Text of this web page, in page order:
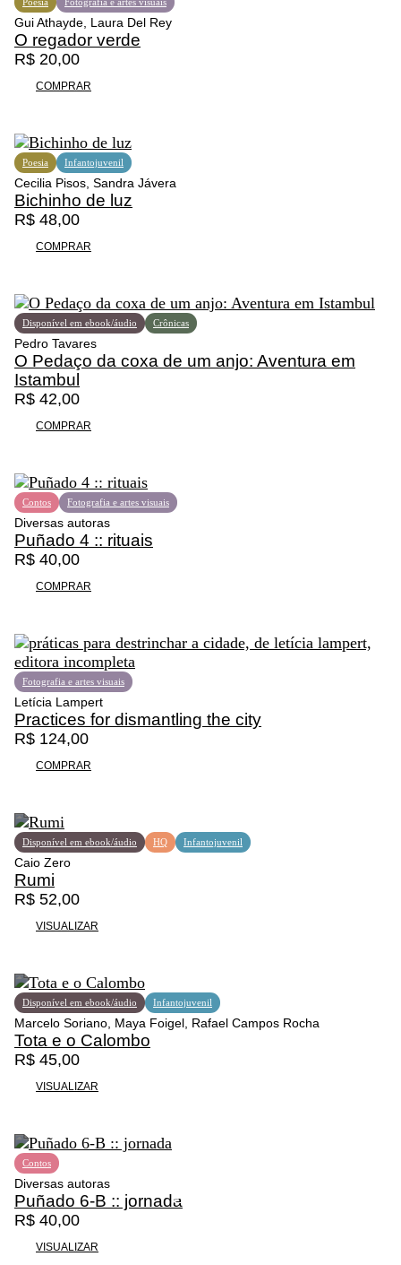
Fotografia e artes visuais
Poesia
Gui Athayde, Laura Del Rey
O regador verde
R$ 20,00
COMPRAR
Infantojuvenil
Poesia
Cecilia Pisos, Sandra Jávera
Bichinho de luz
R$ 48,00
COMPRAR
Crônicas
Disponível em ebook/áudio
Pedro Tavares
O Pedaço da coxa de um anjo: Aventura em
Istambul
R$ 42,00
COMPRAR
Contos Fotografia e artes visuais
Diversas autoras
Puñado 4 :: rituais
R$ 40,00
COMPRAR
Fotografia e artes visuais
Letícia Lampert
Practices for dismantling the city
R$ 124,00
COMPRAR
Disponível em ebook/áudio HQ Infantojuvenil
Caio Zero
Rumi
R$ 52,00
VISUALIZAR
Disponível em ebook/áudio Infantojuvenil
Marcelo Soriano, Maya Foigel, Rafael Campos Rocha
Tota e o Calombo
R$ 45,00
VISUALIZAR
Contos
Diversas autoras
Puñado 6-B :: jornada
R$ 40,00
VISUALIZAR